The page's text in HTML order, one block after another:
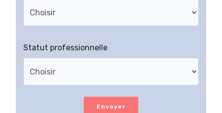
Statut professionnelle
Envoyer